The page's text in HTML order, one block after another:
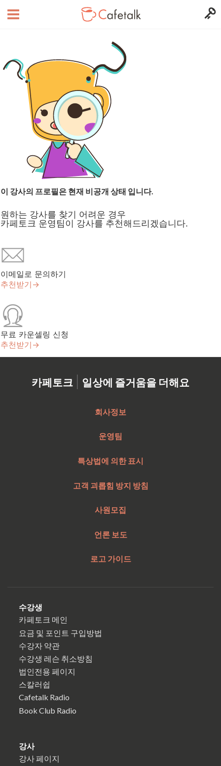
이 강사의 프로필은 현재 비공개 상태 입니다.
원하는 강사를 찾기 어려운 경우
카페토크 운영팀이 강사를 추천해드리겠습니다.
이메일로 문의하기
추천받기→
무료 카운셀링 신청
추천받기→
카페토크 | 일상에 즐거움을 더해요
회사정보
운영팀
특상법에 의한 표시
고객 괴롭힘 방지 방침
사원모집
언론 보도
로고 가이드
수강생
카페토크 메인
요금 및 포인트 구입방법
수강자 약관
수강생 레슨 취소방침
법인전용 페이지
스칼러쉽
Cafetalk Radio
Book Club Radio
강사
강사 페이지